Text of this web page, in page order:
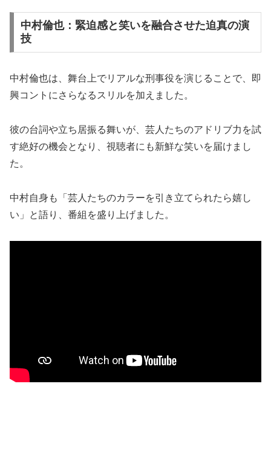
中村倫也：緊迫感と笑いを融合させた迫真の演
技
中村倫也は、舞台上でリアルな刑事役を演じることで、即
興コントにさらなるスリルを加えました。
彼の台詞や立ち居振る舞いが、芸人たちのアドリブ力を試
す絶好の機会となり、視聴者にも新鮮な笑いを届けまし
た。
中村自身も「芸人たちのカラーを引き立てられたら嬉し
い」と語り、番組を盛り上げました。